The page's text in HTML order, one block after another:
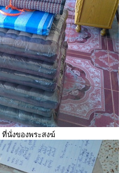
ที่นั่งของพระสงฆ์